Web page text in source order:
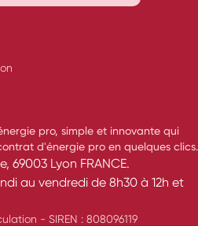
pro, simple et innovante qui
d'énergie pro en quelques clics.
69003 Lyon FRANCE.
au vendredi de 8h30 à 12h et
- SIREN : 808096119